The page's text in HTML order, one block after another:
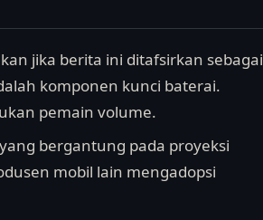
jika berita ini ditafsirkan sebagai
komponen kunci baterai.
pemain volume.
bergantung pada proyeksi
mobil lain mengadopsi